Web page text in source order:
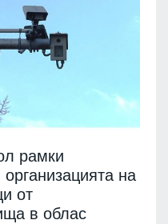
рамки
на
от
в облас